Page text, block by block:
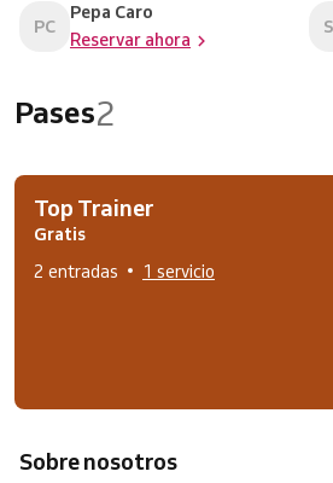
PC
Pepa Caro
Reservar ahora
Pases2
Top Trainer
Gratis
2 entradas
1 servicio
Sobre nosotros